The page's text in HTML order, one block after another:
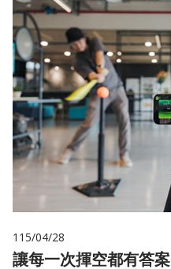
115/04/28
讓每一次揮空都有答